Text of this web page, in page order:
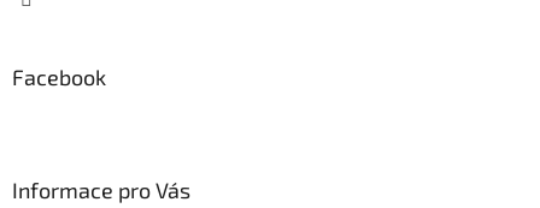
Facebook
Informace pro Vás